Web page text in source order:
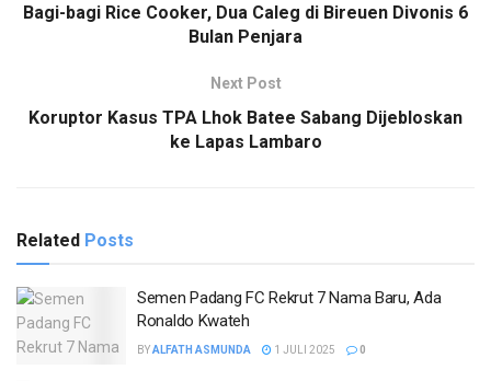
Bagi-bagi Rice Cooker, Dua Caleg di Bireuen Divonis 6
Bulan Penjara
Next Post
Koruptor Kasus TPA Lhok Batee Sabang Dijebloskan
ke Lapas Lambaro
Related Posts
Semen Padang FC Rekrut 7 Nama Baru, Ada
Ronaldo Kwateh
BYALFATH ASMUNDA 1 JULI 2025 0